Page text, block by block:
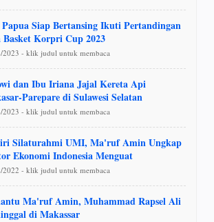
Siap Bertansing Ikuti Pertandingan
Basket Korpri Cup 2023
2023 - klik judul untuk membaca
dan Ibu Iriana Jajal Kereta Api
Parepare di Sulawesi Selatan
2023 - klik judul untuk membaca
Silaturahmi UMI, Ma'ruf Amin Ungkap
Ekonomi Indonesia Menguat
2022 - klik judul untuk membaca
Ma'ruf Amin, Muhammad Rapsel Ali
di Makassar